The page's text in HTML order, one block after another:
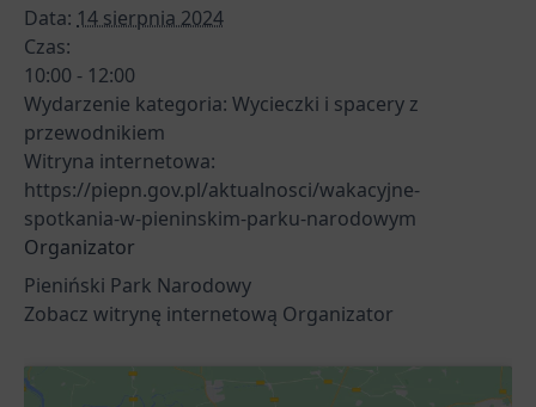
Data: 14 sierpnia 2024
Czas:
10:00 - 12:00
Wydarzenie kategoria: Wycieczki i spacery z
przewodnikiem
Witryna internetowa:
https://piepn.gov.pl/aktualnosci/wakacyjne-
spotkania-w-pieninskim-parku-narodowym
Organizator
Pieniński Park Narodowy
Zobacz witrynę internetową Organizator